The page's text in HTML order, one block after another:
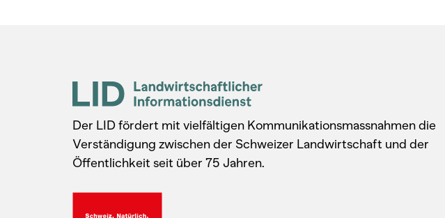
Der LID fördert mit vielfältigen Kommunikationsmassnahmen die
Verständigung zwischen der Schweizer Landwirtschaft und der
Öffentlichkeit seit über 75 Jahren.